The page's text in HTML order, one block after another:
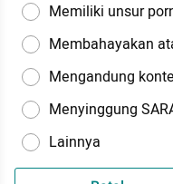
Memiliki unsur
Membahayakan
Mengandung
Menyinggung
Lainnya